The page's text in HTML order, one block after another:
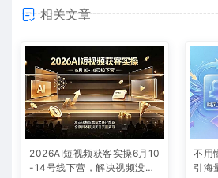
相关文章
2026AI短视频获客实操6月10
-14号线下营，解决视频没流
不用
引海